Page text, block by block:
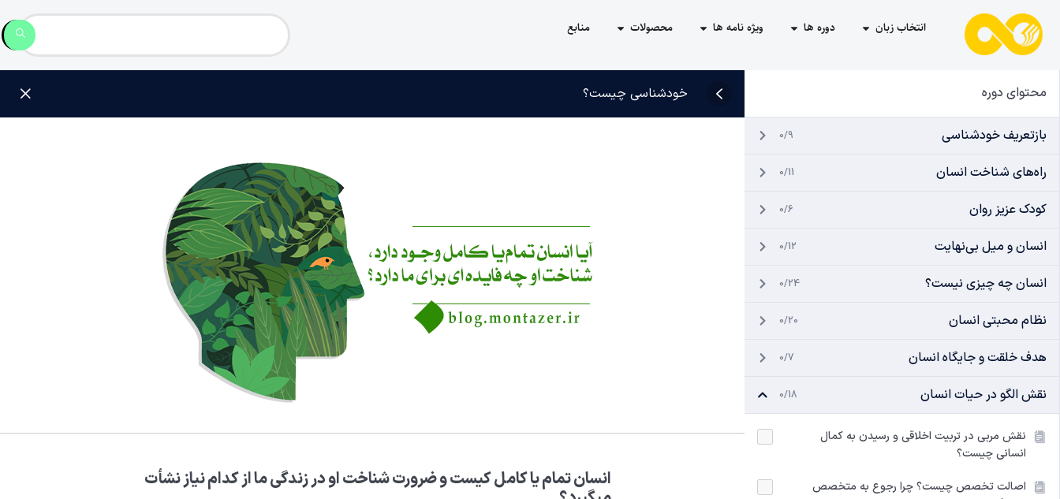
انتخاب زبان دوره ها ویژه نامه ها محصولات منابع
محتوای دوره
بازتعریف خودشناسی 0/9
راه‌های شناخت انسان 0/11
کودک عزیز روان 0/6
انسان و میل بی‌نهایت 0/12
انسان چه چیزی نیست؟ 0/24
نظام محبتی انسان 0/20
هدف خلقت و جایگاه انسان 0/7
نقش الگو در حیات انسان 0/18
نقش مربی در تربیت اخلاقی و رسیدن به کمال
انسانی چیست؟
اصالت تخصص چیست؟ چرا رجوع به متخصص
خودشناسی چیست؟
انسان تمام یا کامل کیست و ضرورت شناخت او در زندگی ما از کدام نیاز نشأت